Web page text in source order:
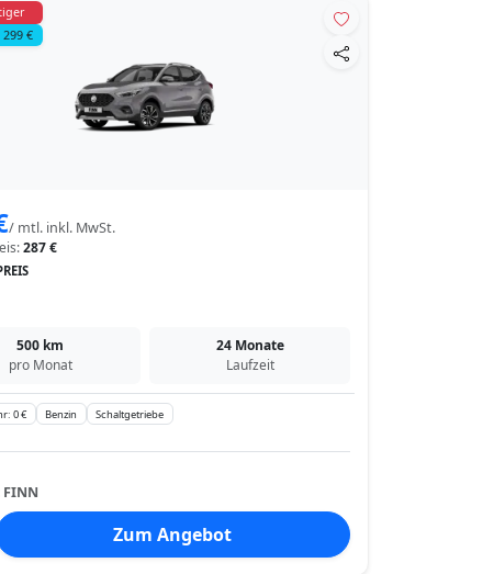
€
/ mtl. inkl. MwSt.
287 €
500 km
pro Monat
24 Monate
Laufzeit
0 € Benzin Schaltgetriebe
FINN
Zum Angebot